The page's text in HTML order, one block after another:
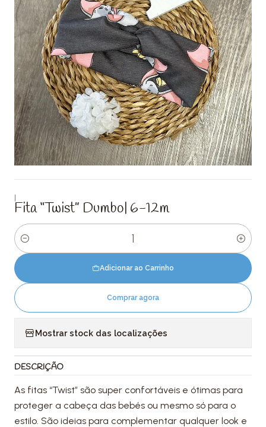
|
Fita “Twist” Dumbo| 6-12m
Quantidade
Adicionar ao Carrinho
Comprar agora
Mostrar stock das localizações
DESCRIÇÃO
As fitas “Twist” são super confortáveis e ótimas para
proteger a cabeça das bebés ou mesmo só para o
estilo. São ideias para complementar qualquer look e